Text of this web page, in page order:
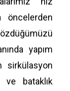
öncelerden
yapım
sirkülasyon
bataklık